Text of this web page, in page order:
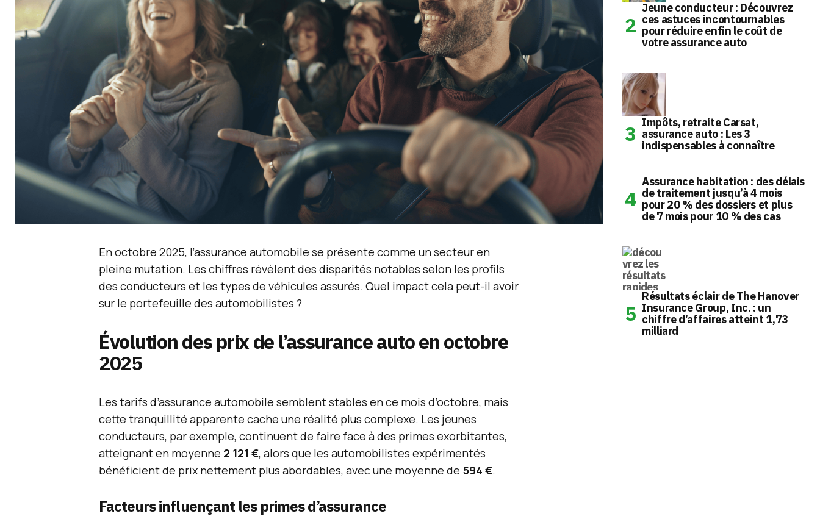
En octobre 2025, l’assurance automobile se présente comme un secteur en
pleine mutation. Les chiffres révèlent des disparités notables selon les profils
des conducteurs et les types de véhicules assurés. Quel impact cela peut-il avoir
sur le portefeuille des automobilistes ?
Évolution des prix de l’assurance auto en octobre
2025
Les tarifs d’assurance automobile semblent stables en ce mois d’octobre, mais
cette tranquillité apparente cache une réalité plus complexe. Les jeunes
conducteurs, par exemple, continuent de faire face à des primes exorbitantes,
atteignant en moyenne 2 121 €, alors que les automobilistes expérimentés
bénéficient de prix nettement plus abordables, avec une moyenne de 594 €.
Facteurs influençant les primes d’assurance
Jeune conducteur : Découvrez
ces astuces incontournables
pour réduire enfin le coût de
votre assurance auto
Impôts, retraite Carsat,
assurance auto : Les 3
indispensables à connaître
Assurance habitation : des délais
de traitement jusqu’à 4 mois
pour 20 % des dossiers et plus
de 7 mois pour 10 % des cas
Résultats éclair de The Hanover
Insurance Group, Inc. : un
chiffre d’affaires atteint 1,73
milliard